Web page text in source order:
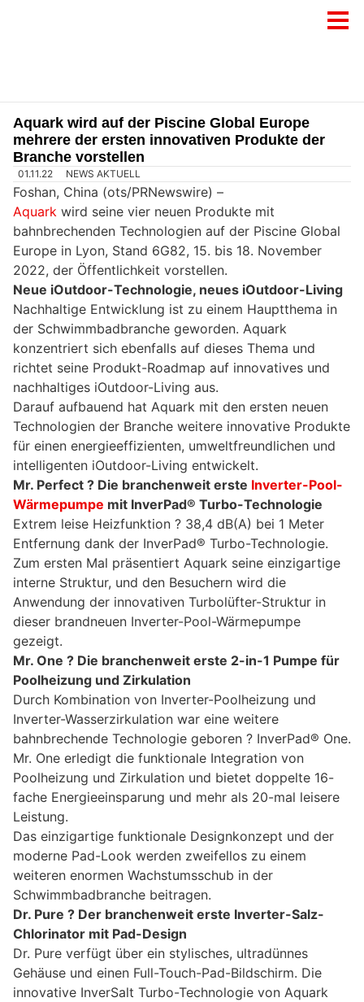
Aquark wird auf der Piscine Global Europe
mehrere der ersten innovativen Produkte der
Branche vorstellen
01.11.22 NEWS AKTUELL
Foshan, China (ots/PRNewswire) –
Aquark wird seine vier neuen Produkte mit
bahnbrechenden Technologien auf der Piscine Global
Europe in Lyon, Stand 6G82, 15. bis 18. November
2022, der Öffentlichkeit vorstellen.
Neue iOutdoor-Technologie, neues iOutdoor-Living
Nachhaltige Entwicklung ist zu einem Hauptthema in
der Schwimmbadbranche geworden. Aquark
konzentriert sich ebenfalls auf dieses Thema und
richtet seine Produkt-Roadmap auf innovatives und
nachhaltiges iOutdoor-Living aus.
Darauf aufbauend hat Aquark mit den ersten neuen
Technologien der Branche weitere innovative Produkte
für einen energieeffizienten, umweltfreundlichen und
intelligenten iOutdoor-Living entwickelt.
Mr. Perfect ? Die branchenweit erste Inverter-Pool-
Wärmepumpe mit InverPad® Turbo-Technologie
Extrem leise Heizfunktion ? 38,4 dB(A) bei 1 Meter
Entfernung dank der InverPad® Turbo-Technologie.
Zum ersten Mal präsentiert Aquark seine einzigartige
interne Struktur, und den Besuchern wird die
Anwendung der innovativen Turbolüfter-Struktur in
dieser brandneuen Inverter-Pool-Wärmepumpe
gezeigt.
Mr. One ? Die branchenweit erste 2-in-1 Pumpe für
Poolheizung und Zirkulation
Durch Kombination von Inverter-Poolheizung und
Inverter-Wasserzirkulation war eine weitere
bahnbrechende Technologie geboren ? InverPad® One.
Mr. One erledigt die funktionale Integration von
Poolheizung und Zirkulation und bietet doppelte 16-
fache Energieeinsparung und mehr als 20-mal leisere
Leistung.
Das einzigartige funktionale Designkonzept und der
moderne Pad-Look werden zweifellos zu einem
weiteren enormen Wachstumsschub in der
Schwimmbadbranche beitragen.
Dr. Pure ? Der branchenweit erste Inverter-Salz-
Chlorinator mit Pad-Design
Dr. Pure verfügt über ein stylisches, ultradünnes
Gehäuse und einen Full-Touch-Pad-Bildschirm. Die
innovative InverSalt Turbo-Technologie von Aquark